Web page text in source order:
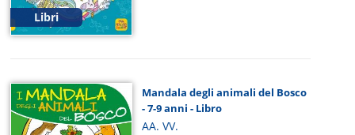
Libri
Mandala degli animali del Bosco
- 7-9 anni - Libro
AA. VV.